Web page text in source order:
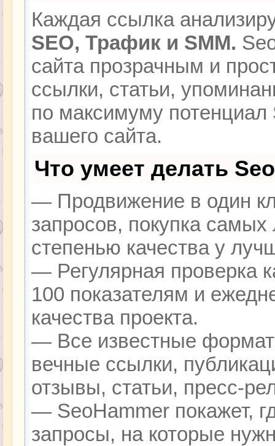
Каждая ссылка
SEO, Трафик и SMM.
сайта прозрачным и
ссылки, статьи,
по максимуму
вашего сайта.
Что умеет делать
— Продвижение в один
запросов, покупка
степенью качества у
— Регулярная проверка
100 показателям и
качества проекта.
— Все известные
вечные ссылки,
отзывы, статьи, пресс-
— SeoHammer покажет,
запросы, на которые